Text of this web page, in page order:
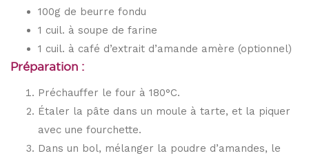
100g de beurre fondu
1 cuil. à soupe de farine
1 cuil. à café d’extrait d’amande amère (optionnel)
Préparation :
Préchauffer le four à 180°C.
Étaler la pâte dans un moule à tarte, et la piquer
avec une fourchette.
Dans un bol, mélanger la poudre d’amandes, le